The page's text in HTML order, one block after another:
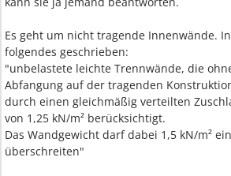
Es geht um nicht tragende Innenwände.
folgendes geschrieben:
"unbelastete leichte Trennwände, die
Abfangung auf der tragenden
durch einen gleichmäßig verteilten
von 1,25 kN/m² berücksichtigt.
Das Wandgewicht darf dabei 1,5 kN/m²
überschreiten"